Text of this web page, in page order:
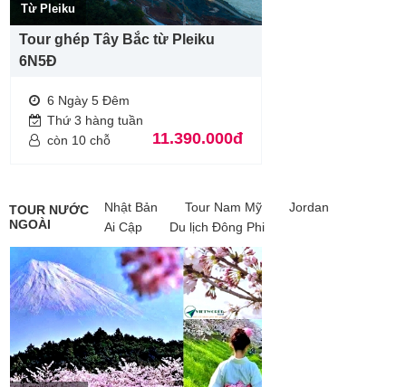
Từ Pleiku
Tour ghép Tây Bắc từ Pleiku
6N5Đ
6 Ngày 5 Đêm
Thứ 3 hàng tuần
còn 10 chỗ
11.390.000đ
TOUR NƯỚC
NGOÀI
Nhật Bản Tour Nam Mỹ
Jordan
Ai Cập
Du lịch Đông Phi